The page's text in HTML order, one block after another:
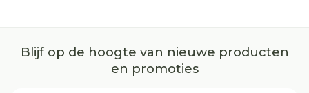
Blijf op de hoogte van nieuwe producten
en promoties